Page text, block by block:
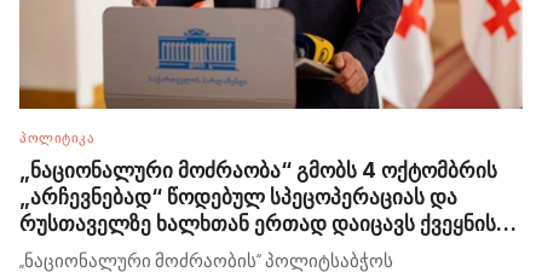
ᲞᲝᲚᲘᲢᲘᲙᲐ
„ნაციონალური მოძრაობა“ გმობს 4 ოქტომბრის
„არჩევნებად“ წოდებულ სპეცოპერაციას და
რუსთაველზე ხალხთან ერთად დაიცავს ქვეყნის
ევროპულ მომავალს - ლევან ბეჟაშვილი
„ნაციონალური მოძრაობის“ პოლიტსაბჭოს